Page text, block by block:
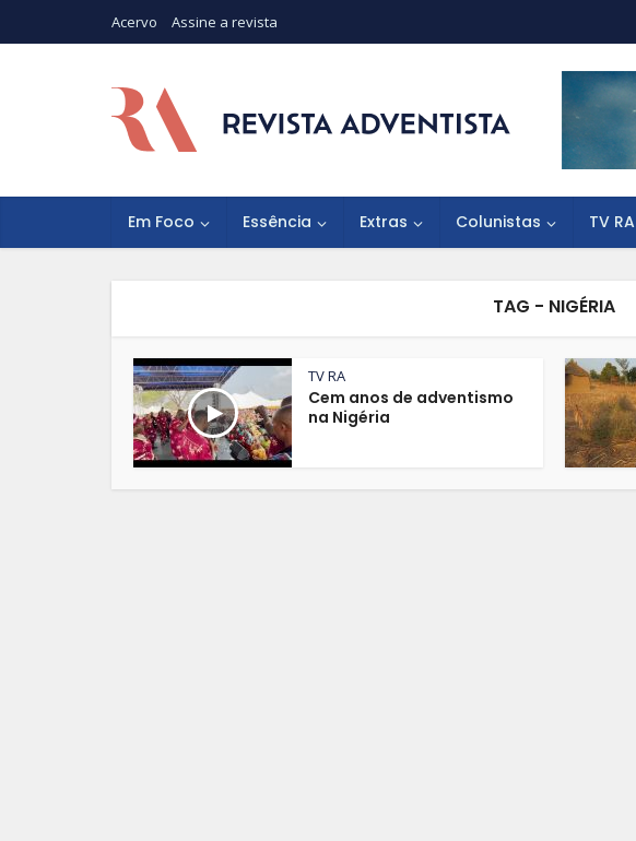
Acervo Assine a revista
Em Foco Essência Extras Colunistas TV RA
TAG - NIGÉRIA
TV RA
Cem anos de adventismo
na Nigéria